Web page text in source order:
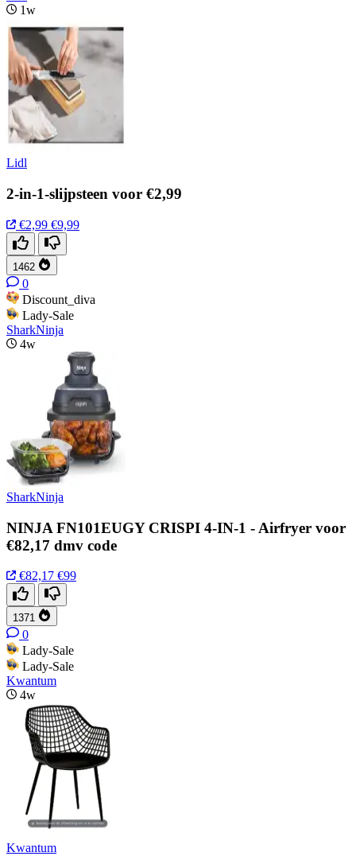
1w
Lidl
2-in-1-slijpsteen voor €2,99
€2,99 €9,99
1462
0
Discount_diva
Lady-Sale
SharkNinja
4w
SharkNinja
NINJA FN101EUGY CRISPI 4-IN-1 - Airfryer voor
€82,17 dmv code
€82,17 €99
1371
0
Lady-Sale
Lady-Sale
Kwantum
4w
Kwantum